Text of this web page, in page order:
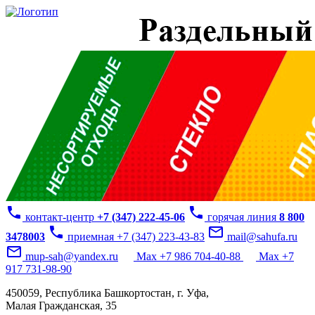
phone контакт-центр +7 (347) 222-45-06 phone горячая линия 8 800
3478003 phone приемная +7 (347) 223-43-83 mail_outline mail@sahufa.ru
mail_outline mup-sah@yandex.ru Max +7 986 704-40-88
Max +7
917 731-98-90
450059, Республика Башкортостан, г. Уфа,
Малая Гражданская, 35